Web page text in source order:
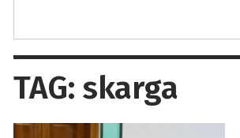
TAG: skarga